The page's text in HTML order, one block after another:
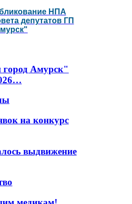
НПА
депутатов ГП
Амурск"
на конкурс
выдвижение